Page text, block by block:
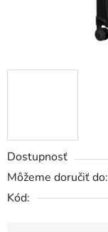
Dostupnosť
Môžeme doručiť do:
Kód: